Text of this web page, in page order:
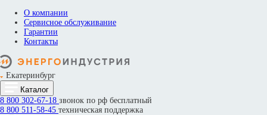
О компании
Сервисное обслуживание
Гарантии
Контакты
Екатеринбург
Каталог
8 800 302-67-18 звонок по рф бесплатный
8 800 511-58-45 техническая поддержка